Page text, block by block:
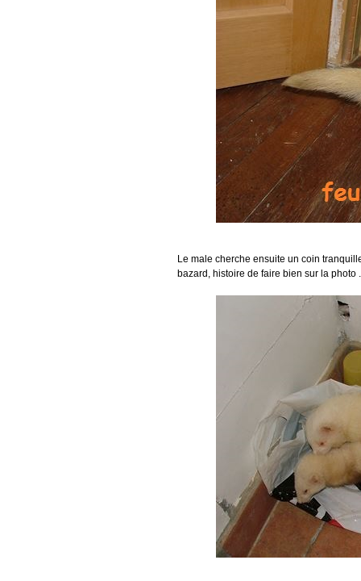
Le male cherche ensuite un coin
bazard, histoire de faire bien sur la photo